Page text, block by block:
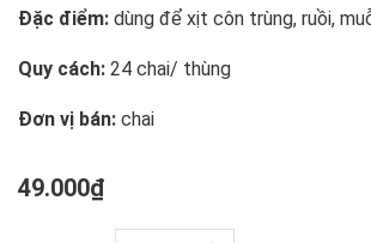
Đặc điểm: dùng để xịt côn trùng, ruồi,
Quy cách: 24 chai/ thùng
Đơn vị bán: chai
49.000₫